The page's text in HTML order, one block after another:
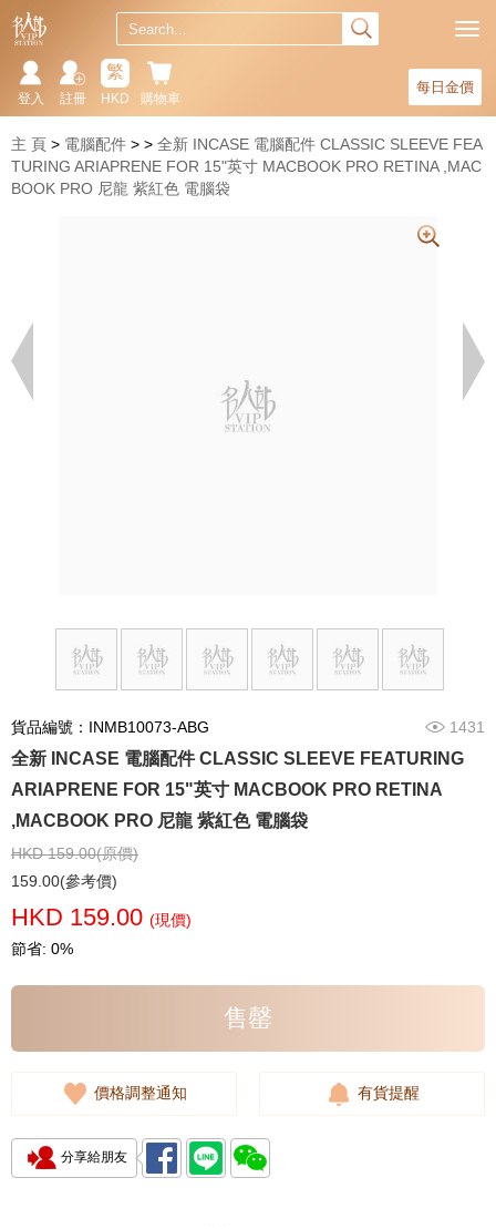
每日金價
購物車
繁
HKD
註冊
登入
主 頁 電腦配件
全新 INCASE 電腦配件 CLASSIC SLEEVE FEA
TURING ARIAPRENE FOR 15"英寸 MACBOOK PRO RETINA ,MAC
BOOK PRO 尼龍 紫紅色 電腦袋
貨品編號：INMB10073-ABG 1431
全新 INCASE 電腦配件 CLASSIC SLEEVE FEATURING
ARIAPRENE FOR 15"英寸 MACBOOK PRO RETINA
,MACBOOK PRO 尼龍 紫紅色 電腦袋
HKD 159.00(原價)
159.00(參考價)
HKD 159.00 (現價)
節省: 0%
售罄
價格調整通知 有貨提醒
分享給朋友